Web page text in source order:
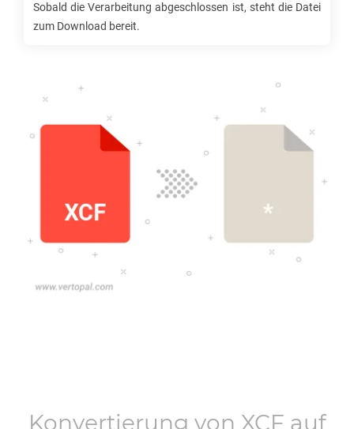
Sobald die Verarbeitung abgeschlossen ist, steht die Datei
zum Download bereit.
Konvertierung von XCF auf